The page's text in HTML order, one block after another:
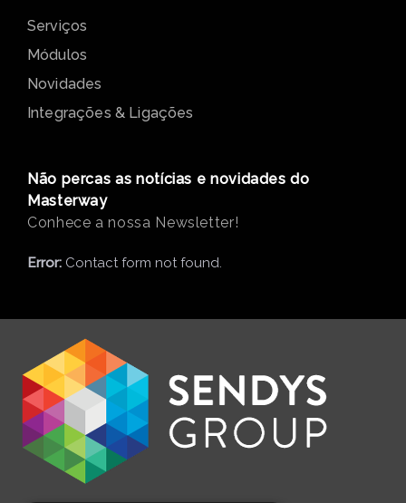
Serviços
Módulos
Novidades
Integrações & Ligações
Não percas as notícias e novidades do
Masterway
Conhece a nossa Newsletter!
Error: Contact form not found.